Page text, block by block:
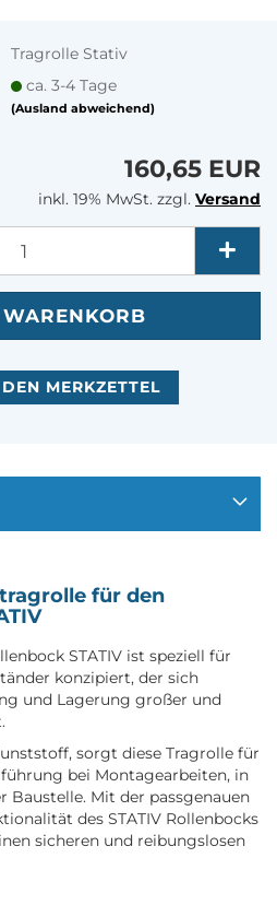
Tragrolle Stativ
ca. 3-4 Tage
(Ausland abweichend)
160,65 EUR
inkl. 19% MwSt. zzgl. Versand
MERKZETTEL
für den
STATIV ist speziell für
konzipiert, der sich
und Lagerung großer und
sorgt diese Tragrolle für
bei Montagearbeiten, in
Baustelle. Mit der passgenauen
des STATIV Rollenbocks
sicheren und reibungslosen